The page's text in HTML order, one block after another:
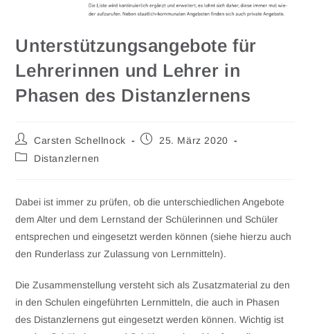
Unterstützungsangebote für
Lehrerinnen und Lehrer in
Phasen des Distanzlernens
Carsten Schellnock
25. März 2020
Distanzlernen
Dabei ist immer zu prüfen, ob die unterschiedlichen Angebote
dem Alter und dem Lernstand der Schülerinnen und Schüler
entsprechen und eingesetzt werden können (siehe hierzu auch
den Runderlass zur Zulassung von Lernmitteln).
Die Zusammenstellung versteht sich als Zusatzmaterial zu den
in den Schulen eingeführten Lernmitteln, die auch in Phasen
des Distanzlernens gut eingesetzt werden können. Wichtig ist